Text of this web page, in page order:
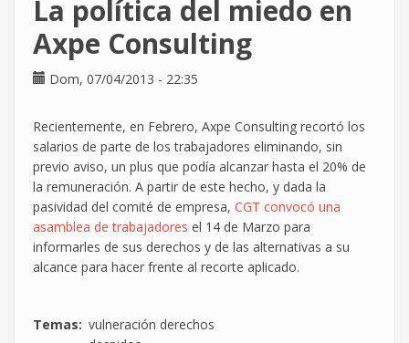
los
goles
que
meten
La política del miedo en
Axpe Consulting
Dom, 07/04/2013 - 22:35
Recientemente, en Febrero, Axpe Consulting recortó los
salarios de parte de los trabajadores eliminando, sin
previo aviso, un plus que podía alcanzar hasta el 20% de
la remuneración. A partir de este hecho, y dada la
pasividad del comité de empresa, CGT convocó una
asamblea de trabajadores el 14 de Marzo para
informarles de sus derechos y de las alternativas a su
alcance para hacer frente al recorte aplicado.
Temas
vulneración derechos